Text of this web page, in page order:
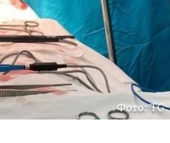
Фото: